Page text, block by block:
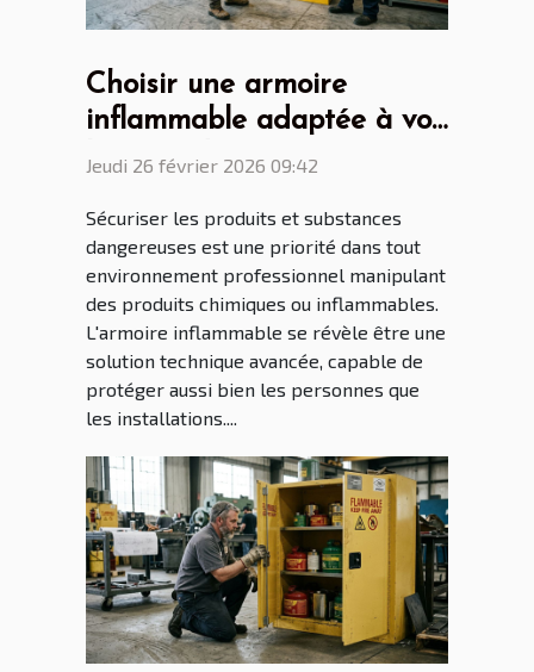
Choisir une armoire
inflammable adaptée à vos
besoins de sécurité
Jeudi 26 février 2026 09:42
Sécuriser les produits et substances
dangereuses est une priorité dans tout
environnement professionnel manipulant
des produits chimiques ou inflammables.
L'armoire inflammable se révèle être une
solution technique avancée, capable de
protéger aussi bien les personnes que
les installations....